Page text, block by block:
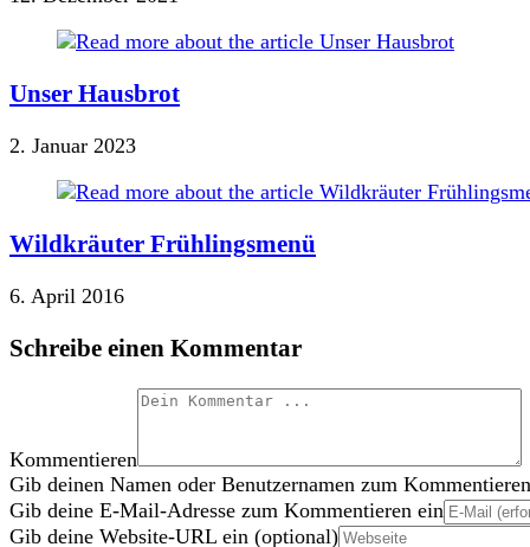
Unser Hausbrot
2. Januar 2023
Wildkräuter Frühlingsmenü
6. April 2016
Schreibe einen Kommentar
Kommentieren
Gib deinen Namen oder Benutzernamen zum
Gib deine E-Mail-Adresse zum Kommentieren ein
Gib deine Website-URL ein (optional)